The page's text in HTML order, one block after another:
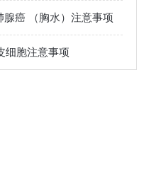
腺癌 （胸水）注意事项
细胞​注意事项